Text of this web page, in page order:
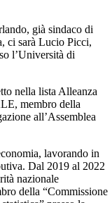
già sindaco di
ci sarà Lucio Picci,
l’Università di
nella lista Alleanza
membro della
all’Assemblea
lavorando in
Dal 2019 al 2022
nazionale
della “Commissione